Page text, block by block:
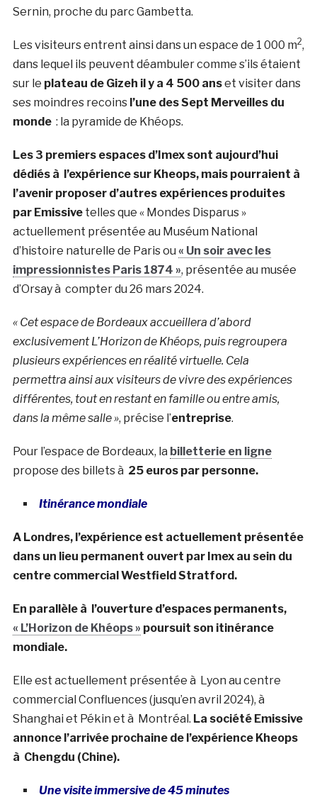
Sernin, proche du parc Gambetta.
Les visiteurs entrent ainsi dans un espace de 1 000 m2,
dans lequel ils peuvent déambuler comme s’ils étaient
sur le plateau de Gizeh il y a 4 500 anset visiter dans
ses moindres recoins l’une des Sept Merveilles du
monde: la pyramide de Khéops.
Les 3 premiers espaces d’Imex sont aujourd’hui
dédiés à l’expérience sur Kheops, mais pourraient à
l’avenir proposer d’autres expériences produites
par Emissivetelles que « Mondes Disparus »
actuellement présentée au Muséum National
d’histoire naturelle de Paris ou « Un soir avec les
impressionnistes Paris 1874 », présentée au musée
d’Orsay à compter du 26 mars 2024.
« Cet espace de Bordeaux accueillera d’abord
exclusivement L’Horizon de Khéops, puis regroupera
plusieurs expériences en réalité virtuelle. Cela
permettra ainsi aux visiteurs de vivre desexpériences
différentes, tout en restant en famille ou entre amis,
dans la même salle », précise l’entreprise.
Pour l’espace de Bordeaux, la billetterie en ligne
propose des billets à 25 euros par personne.
Itinérance mondiale
A Londres, l’expérience est actuellement présentée
dans un lieu permanent ouvert par Imex au sein du
centre commercial Westfield Stratford.
En parallèle à l’ouverture d’espaces permanents,
« L’Horizon de Khéops » poursuit son itinérance
mondiale.
Elle est actuellement présentée à Lyon au centre
commercial Confluences (jusqu’en avril 2024), à
Shanghai et Pékin et à Montréal. La société Emissive
annonce l’arrivée prochaine de l’expérience Kheops
à Chengdu (Chine).
Une visite immersive de 45 minutes